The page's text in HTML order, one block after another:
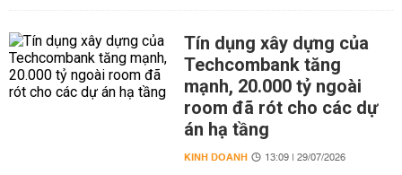
Tín dụng xây dựng của
Techcombank tăng
mạnh, 20.000 tỷ ngoài
room đã rót cho các dự
án hạ tầng
KINH DOANH 13:09 | 29/07/2026